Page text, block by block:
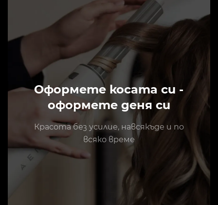
Оформете косата си -
оформете деня си
Красота без усилие, навсякъде и по
всяко време